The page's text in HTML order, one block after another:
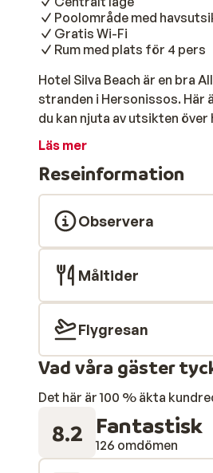
Poolområde med
Gratis Wi-Fi
Rum med plats för 4 pers
Hotel Silva Beach är en bra
stranden i Hersonissos.
du kan njuta av utsikten
tennis, biljard, pingis och
är med All Inclusive, är
Silva Beach till särskilt för
Inclusive.
Läs mer
Reseinformation
Observera
Måltider
Flygresan
Vad våra gäster
Det här är 100 % äkta
8.2 Fantastisk
126 omdömen